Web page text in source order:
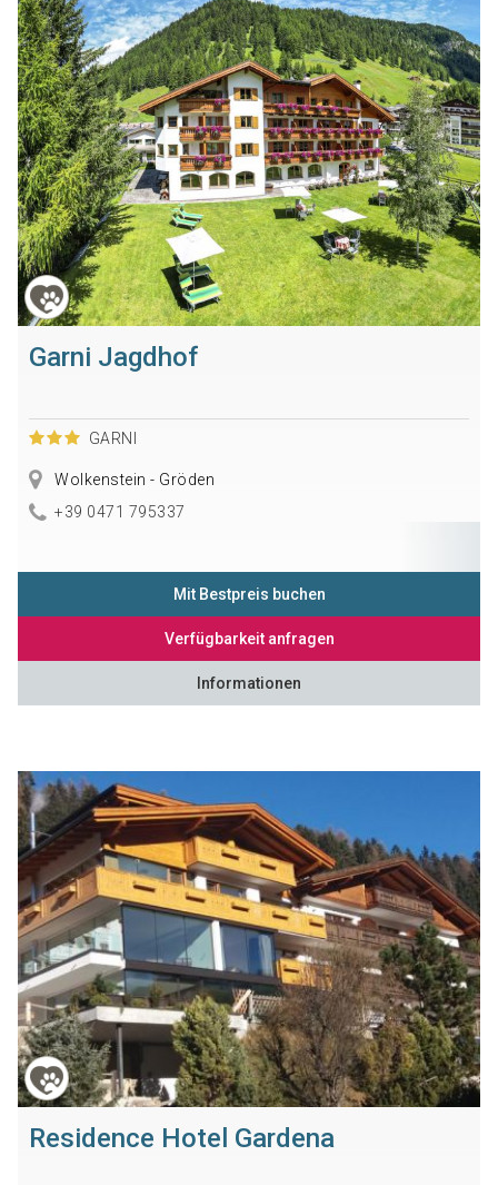
Garni Jagdhof
GARNI
Wolkenstein - Gröden
+39 0471 795337
Mit Bestpreis buchen
Verfügbarkeit anfragen
Informationen
Residence Hotel Gardena